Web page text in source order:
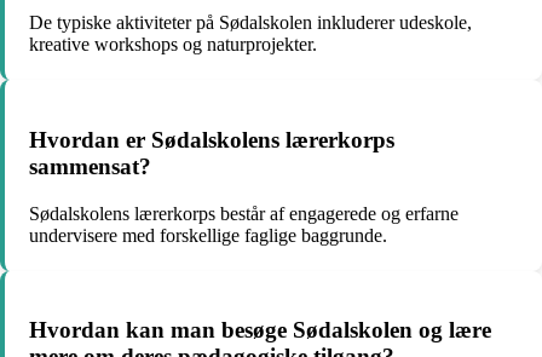
De typiske aktiviteter på Sødalskolen inkluderer udeskole,
kreative workshops og naturprojekter.
Hvordan er Sødalskolens lærerkorps
sammensat?
Sødalskolens lærerkorps består af engagerede og erfarne
undervisere med forskellige faglige baggrunde.
Hvordan kan man besøge Sødalskolen og lære